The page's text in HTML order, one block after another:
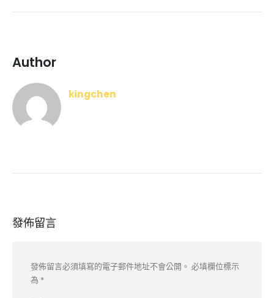
Author
kingchen
發佈留言
發佈留言必須填寫的電子郵件地址不會公開。 必填欄位標示
為 *